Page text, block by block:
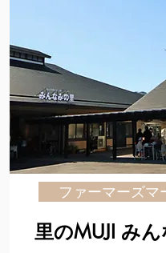
ファーマーズマ
里のMUJI み